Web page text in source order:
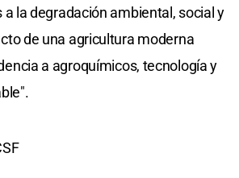
la degradación ambiental, social y
de una agricultura moderna
a agroquímicos, tecnología y